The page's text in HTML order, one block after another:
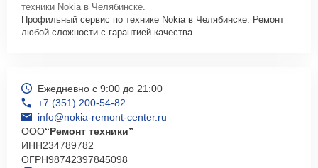
техники Nokia в Челябинске.
Профильный сервис по технике Nokia в Челябинске. Ремонт
любой сложности с гарантией качества.
Ежедневно с 9:00 до 21:00
+7 (351) 200-54-82
info@nokia-remont-center.ru
ООО“Ремонт техники”
ИНН234789782
ОГРН98742397845098